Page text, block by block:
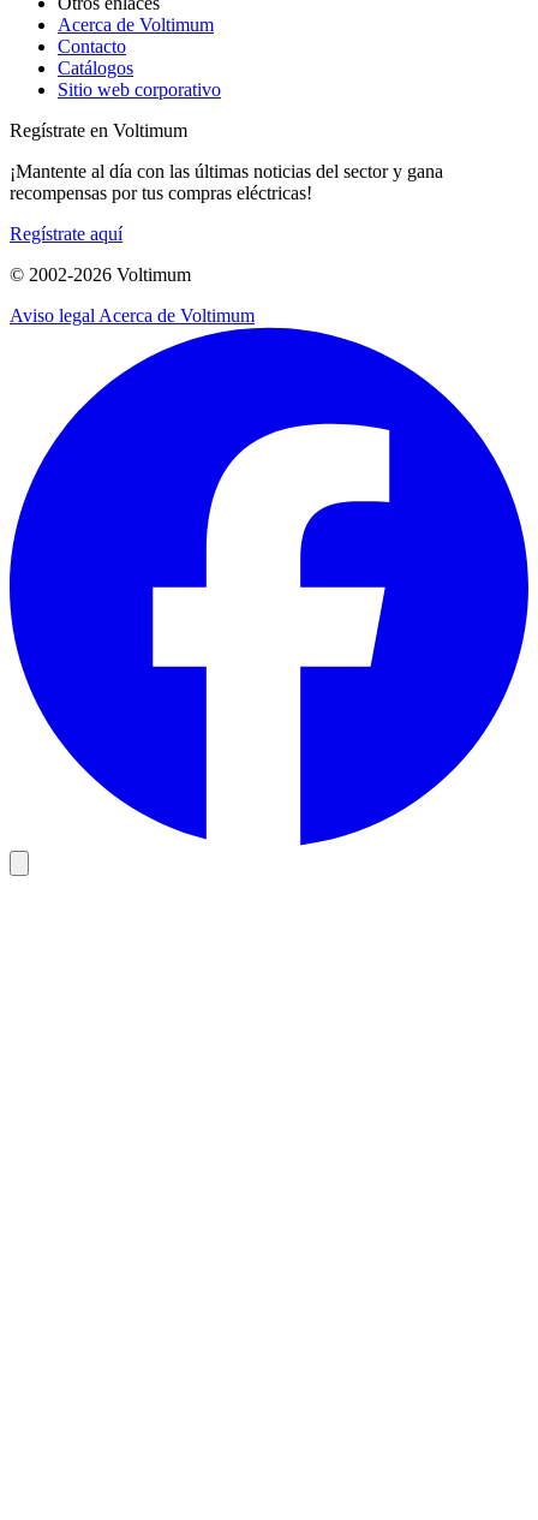
Acerca de Voltimum
Contacto
Catálogos
Sitio web corporativo
Regístrate en Voltimum
¡Mantente al día con las últimas noticias del sector y gana
recompensas por tus compras eléctricas!
Regístrate aquí
© 2002-2026 Voltimum
Aviso legal Acerca de Voltimum